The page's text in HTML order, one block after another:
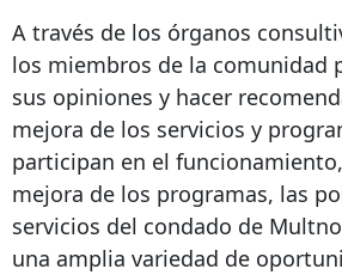
A través de los órganos
los miembros de la comunidad
sus opiniones y hacer
mejora de los servicios y
participan en el
mejora de los programas, las
servicios del condado de
una amplia variedad de